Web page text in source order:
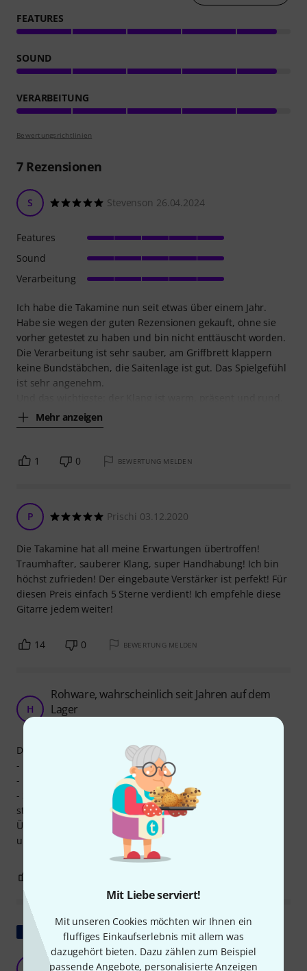
Mit Liebe serviert!
Mit unseren Cookies möchten wir Ihnen ein
fluffiges Einkaufserlebnis mit allem was
dazugehört bieten. Dazu zählen zum Beispiel
passende Angebote, personalisierte Anzeigen
FEATURES
SOUND
VERARBEITUNG
Bewertungsrichtlinien
7Rezensionen
S Stevenson 26.04.2024
Ich habe die Takamine nun seit etwas über einem Jahr.
Habe sie wegen der guten Rezensionen gekauft, ohne sie
vorher getestet zu haben und bin nicht enttäuscht worden.
Die Verarbeitung ist sehr sauber, am Griffbrett klappern
keine Bundstäbchen, die Saitenlage ist gut. Das Spielgefühl
ist sehr angenehm.
Mehr anzeigen
Features
Sound
Verarbeitung
1 0 BEWERTUNG MELDEN
P Prischi 03.12.2020
Die Takamine hat all meine Erwartungen übertroffen!
Traumhafter, sauberer Klang, super Handhabung! Ich bin
höchst zufrieden! Der eingebaute Verstärker ist perfekt! Für
diesen Preis einfach 5 Sterne verdient! Ich empfehle diese
Gitarre jedem weiter!
14 0 BEWERTUNG MELDEN
H
Rohware, wahrscheinlich seit Jahren auf dem
Lager
Die Gitarre enttäuscht.
- Hals war nicht ordentlich justiert.
- mitgelieferte Batterie war total leer (also ziemlich alt)
- Saiten passen nicht zum Instrument; die Bässe klingen
stumpf; die Bässe sind zudem nicht bundrein zu stimmen
Überlege noch, ob ich sie zurück sende, da mir die Größe
und Bauform sehr zusagt.
Original zeigen
Takamine-Qualität im Kompaktformat